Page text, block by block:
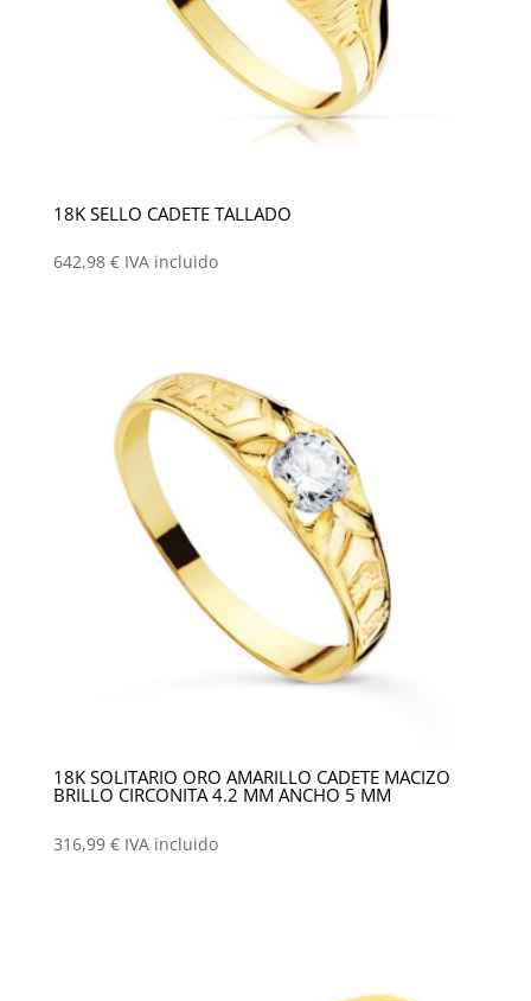
18K SELLO CADETE TALLADO
642,98 € IVA incluido
18K SOLITARIO ORO AMARILLO CADETE MACIZO
BRILLO CIRCONITA 4.2 MM ANCHO 5 MM
316,99 € IVA incluido